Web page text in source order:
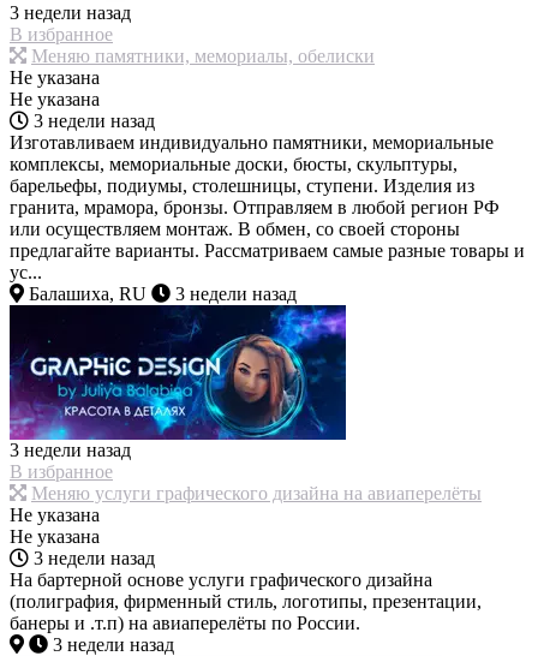
3 недели назад
В избранное
Меняю памятники, мемориалы, обелиски
Не указана
Не указана
3 недели назад
Изготавливаем индивидуально памятники, мемориальные
комплексы, мемориальные доски, бюсты, скульптуры,
барельефы, подиумы, столешницы, ступени. Изделия из
гранита, мрамора, бронзы. Отправляем в любой регион РФ
или осуществляем монтаж. В обмен, со своей стороны
предлагайте варианты. Рассматриваем самые разные товары и
ус...
Балашиха, RU
3 недели назад
3 недели назад
В избранное
Меняю услуги графического дизайна на авиаперелёты
Не указана
Не указана
3 недели назад
На бартерной основе услуги графического дизайна
(полиграфия, фирменный стиль, логотипы, презентации,
банеры и .т.п) на авиаперелёты по России.
3 недели назад